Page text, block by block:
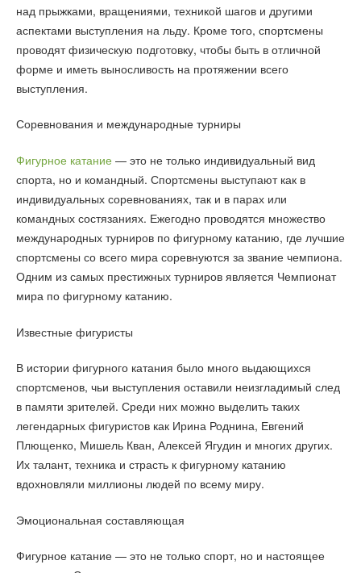
над прыжками, вращениями, техникой шагов и другими
аспектами выступления на льду. Кроме того, спортсмены
проводят физическую подготовку, чтобы быть в отличной
форме и иметь выносливость на протяжении всего
выступления.
Соревнования и международные турниры
Фигурное катание — это не только индивидуальный вид
спорта, но и командный. Спортсмены выступают как в
индивидуальных соревнованиях, так и в парах или
командных состязаниях. Ежегодно проводятся множество
международных турниров по фигурному катанию, где лучшие
спортсмены со всего мира соревнуются за звание чемпиона.
Одним из самых престижных турниров является Чемпионат
мира по фигурному катанию.
Известные фигуристы
В истории фигурного катания было много выдающихся
спортсменов, чьи выступления оставили неизгладимый след
в памяти зрителей. Среди них можно выделить таких
легендарных фигуристов как Ирина Роднина, Евгений
Плющенко, Мишель Кван, Алексей Ягудин и многих других.
Их талант, техника и страсть к фигурному катанию
вдохновляли миллионы людей по всему миру.
Эмоциональная составляющая
Фигурное катание — это не только спорт, но и настоящее